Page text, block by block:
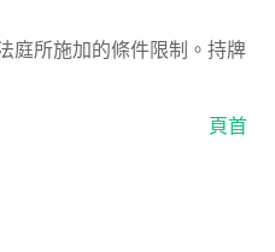
庭所施加的條件限制。持牌
頁首